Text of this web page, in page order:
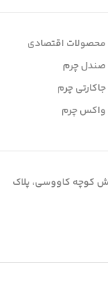
محصولات اقتصادی
صندل چرم
جاکارتی چرم
واکس چرم
نبش کوچه کاووسی، پلاک